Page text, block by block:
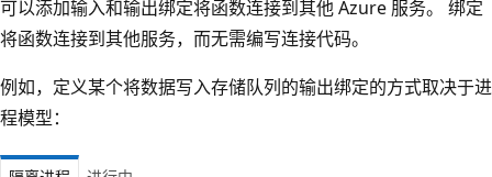
可以添加输入和输出绑定将函数连接到其他 Azure 服务。 绑定
将函数连接到其他服务，而无需编写连接代码。
例如，定义某个将数据写入存储队列的输出绑定的方式取决于进
程模型：